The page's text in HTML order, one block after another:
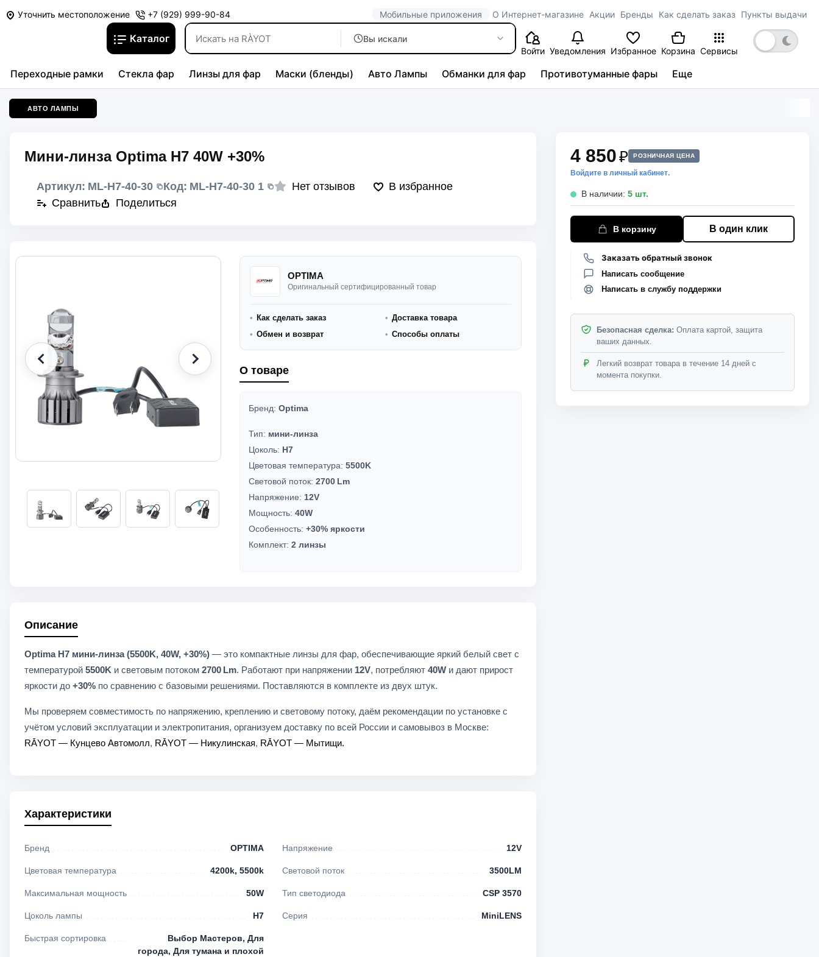
Уточнить местоположение +7 (929) 999-90-84 Мобильные приложения О Интернет-магазине Акции Бренды Как сделать заказ Пункты выдачи
Каталог
Вы искали
Войти Уведомления Избранное Корзина Сервисы
Переходные рамки Стекла фар Линзы для фар Маски (бленды) Авто Лампы Обманки для фар Противотуманные фары Еще
АВТО ЛАМПЫ
Мини-линза Optima H7 40W +30%
Артикул: ML-H7-40-30 Код: ML-H7-40-30 1 Нет отзывов
В избранное
Сравнить
Поделиться
OPTIMA
Оригинальный сертифицированный товар
Как сделать заказ
Доставка товара
Обмен и возврат
Способы оплаты
О товаре
Бренд: Optima
Тип: мини-линза
Цоколь: H7
Цветовая температура: 5500K
Световой поток: 2700 Lm
Напряжение: 12V
Мощность: 40W
Особенность: +30% яркости
Комплект: 2 линзы
Описание
Optima H7 мини-линза (5500K, 40W, +30%) — это компактные линзы для фар, обеспечивающие яркий белый свет с
температурой 5500K и световым потоком 2700 Lm. Работают при напряжении 12V, потребляют 40W и дают прирост
яркости до +30% по сравнению с базовыми решениями. Поставляются в комплекте из двух штук.
Мы проверяем совместимость по напряжению, креплению и световому потоку, даём рекомендации по установке с
учётом условий эксплуатации и электропитания, организуем доставку по всей России и самовывоз в Москве:
RĀYOT — Кунцево Автомолл, RĀYOT — Никулинская, RĀYOT — Мытищи.
Характеристики
Бренд OPTIMA Напряжение 12V
Цветовая температура 4200k, 5500k Световой поток 3500LM
Максимальная мощность 50W Тип светодиода CSP 3570
Цоколь лампы H7 Серия MiniLENS
Быстрая сортировка
Выбор Мастеров, Для
города, Для тумана и плохой
4 850₽ РОЗНИЧНАЯ ЦЕНА
Войдите в личный кабинет.
В наличии: 5 шт.
В корзину В один клик
Заказать обратный звонок
Написать сообщение
Написать в службу поддержки
Безопасная сделка: Оплата картой, защита
ваших данных.
Легкий возврат товара в течение 14 дней с
момента покупки.